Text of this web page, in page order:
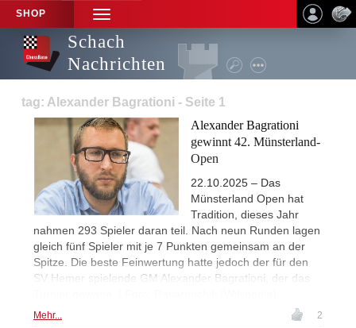
SHOP
TOGGLE
NAVIGATION
Schach
Nachrichten
tag: Alexander Bagrationi - Seite 1
Alexander Bagrationi
gewinnt 42. Münsterland-
Open
22.10.2025 – Das
Münsterland Open hat
Tradition, dieses Jahr
nahmen 293 Spieler daran teil. Nach neun Runden lagen
gleich fünf Spieler mit je 7 Punkten gemeinsam an der
Spitze. Die beste Feinwertung hatte jedoch der für den
SV Hemer spielende GM Alexander Bagrationi, der das
Mehr... 2